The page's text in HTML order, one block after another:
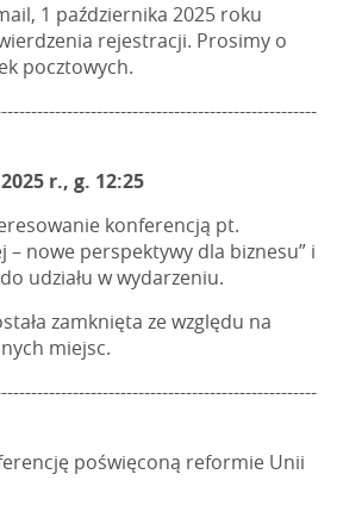
1 października 2025 roku
rejestracji. Prosimy o
pocztowych.
r., g. 12:25
konferencją pt.
– nowe perspektywy dla biznesu” i
udziału w wydarzeniu.
zamknięta ze względu na
miejsc.
poświęconą reformie Unii